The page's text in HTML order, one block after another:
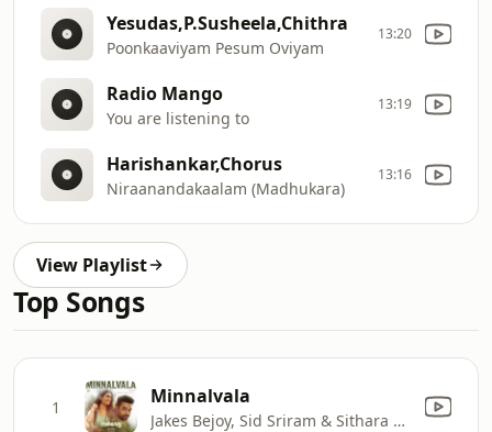
Yesudas,P.Susheela,Chithra
Poonkaaviyam Pesum Oviyam
13:20
Radio Mango
You are listening to
13:19
Harishankar,Chorus
Niraanandakaalam (Madhukara)
13:16
View Playlist
Top Songs
1 Minnalvala
Jakes Bejoy, Sid Sriram & Sithara Krishnakumar